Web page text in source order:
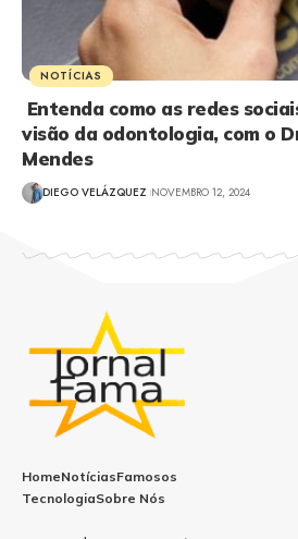
NOTÍCIAS
Entenda como as redes
visão da odontologia, com o
Mendes
DIEGO VELÁZQUEZ NOVEMBRO 12, 2024
HomeNotíciasFamosos
TecnologiaSobre Nós